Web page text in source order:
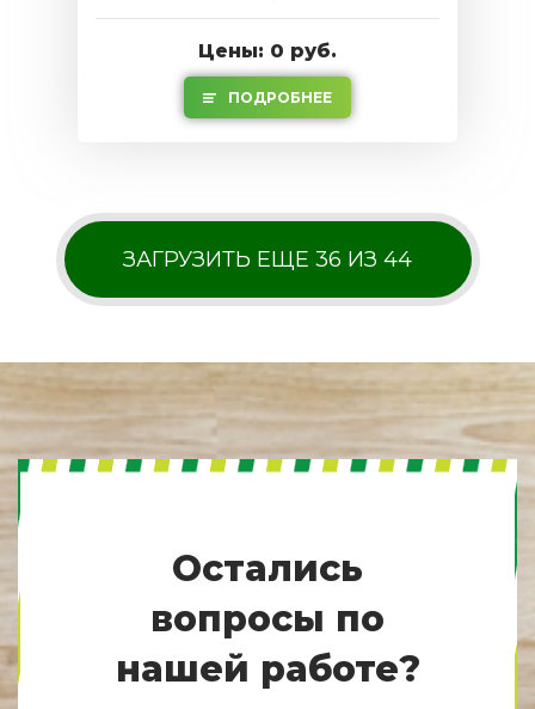
Цены: 0 руб.
ПОДРОБНЕЕ
ЗАГРУЗИТЬ ЕЩЕ 36 ИЗ 44
Остались
вопросы по
нашей работе?